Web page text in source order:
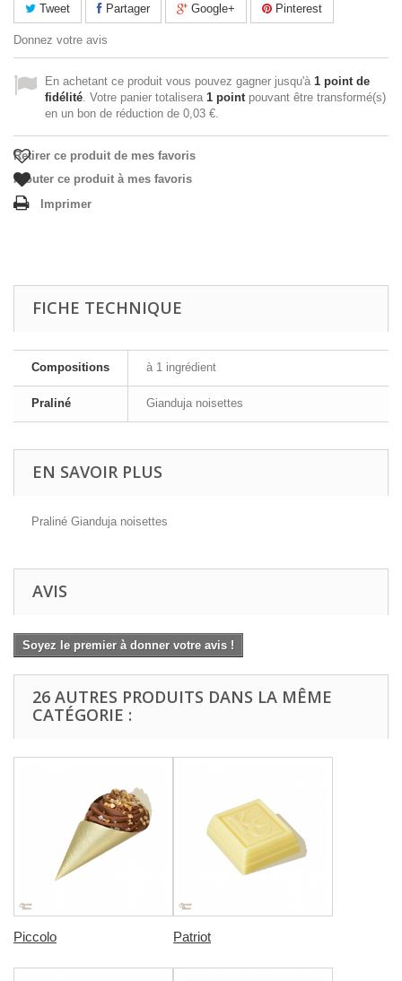
Tweet Partager Google+ Pinterest
Donnez votre avis
En achetant ce produit vous pouvez gagner jusqu'à 1 point de
fidélité. Votre panier totalisera 1 pointpouvant être transformé(s)
en un bon de réduction de 0,03 €.
Retirer ce produit de mes favoris
Ajouter ce produit à mes favoris
Imprimer
FICHE TECHNIQUE
Compositions à 1 ingrédient
Praliné Gianduja noisettes
EN SAVOIR PLUS
Praliné Gianduja noisettes
AVIS
Soyez le premier à donner votre avis !
26 AUTRES PRODUITS DANS LA MÊME
CATÉGORIE :
Piccolo Patriot